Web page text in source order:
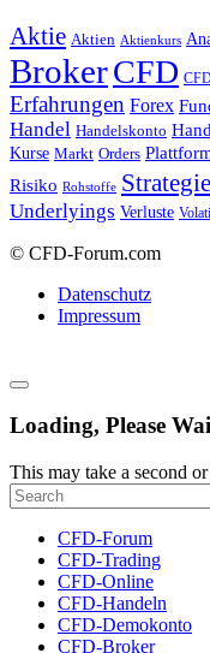
Aktie Aktien Aktienkurs
BrokerCFD
Erfahrungen Forex
Handel Handelskonto
Kurse Markt Orders
Risiko Rohstoffe Strategie
Underlyings Verluste
© CFD-Forum.com
Datenschutz
Impressum
Loading, Please
This may take a second
CFD-Forum
CFD-Trading
CFD-Online
CFD-Handeln
CFD-Demokonto
CFD-Broker